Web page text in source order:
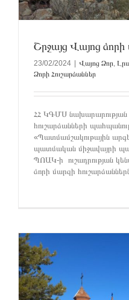
Շրջայց Վայոց ձորի
23/02/2024 Վայոց Ձոր,
Ձորի Հուշարձաններ
ՀՀ ԿԳՄՍ նախարարության
հուշարձանների
«Պատմամշակութային
պատմական միջավայրի
ՊՈԱԿ-ի ուշադրության
ձորի մարզի